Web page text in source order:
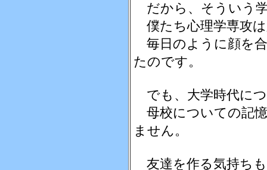
だから、そういう
僕たち心理学専攻
毎日のように顔を
たのです。
でも、大学時代に
母校についての記
ません。
友達を作る気持ち